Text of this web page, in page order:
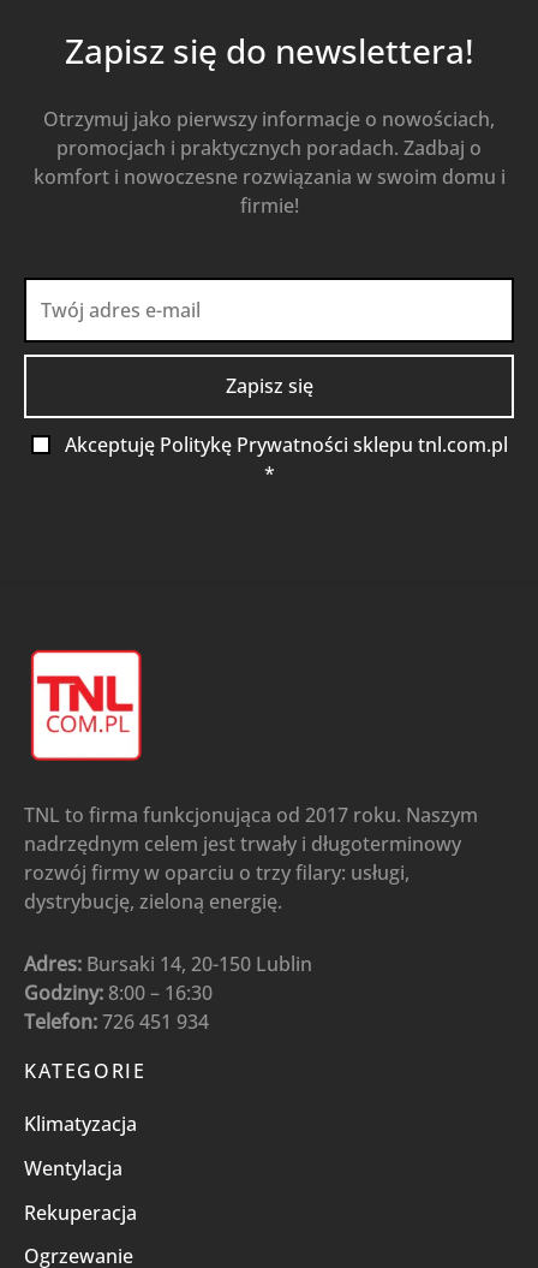
Zapisz się do newslettera!
Otrzymuj jako pierwszy informacje o nowościach,
promocjach i praktycznych poradach. Zadbaj o
komfort i nowoczesne rozwiązania w swoim domu i
firmie!
Akceptuję Politykę Prywatności sklepu tnl.com.pl
*
TNL to firma funkcjonująca od 2017 roku. Naszym
nadrzędnym celem jest trwały i długoterminowy
rozwój firmy w oparciu o trzy filary: usługi,
dystrybucję, zieloną energię.
Adres: Bursaki 14, 20-150 Lublin
Godziny: 8:00 – 16:30
Telefon:726 451 934
KATEGORIE
Klimatyzacja
Wentylacja
Rekuperacja
Ogrzewanie